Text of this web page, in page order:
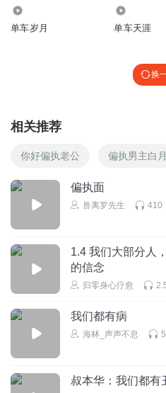
单车岁月 单车天涯
换
相关推荐
你好偏执老公 偏执男主白
偏执面
兽离罗先生 410
1.4 我们大部分人
的信念
归零身心疗愈
我们都有病
海林_声声不息
叔本华：我们都有